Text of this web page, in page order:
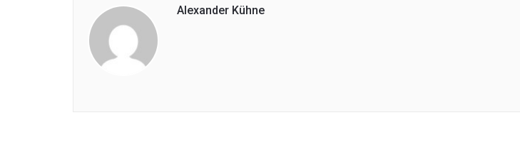
Alexander Kühne